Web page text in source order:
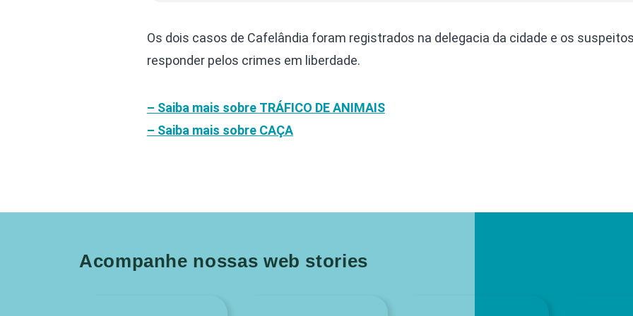
Os dois casos de Cafelândia foram registrados na delegacia da cidade e os
responder pelos crimes em liberdade.
– Saiba mais sobre TRÁFICO DE ANIMAIS
– Saiba mais sobre CAÇA
Acompanhe nossas web stories